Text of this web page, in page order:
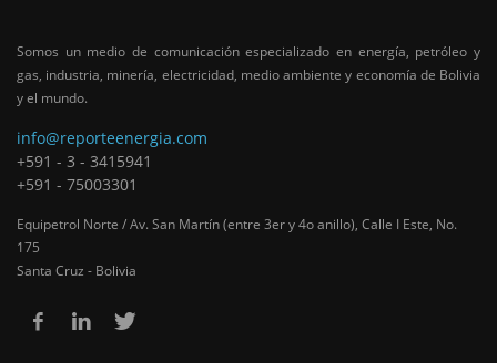
Somos un medio de comunicación especializado en energía, petróleo y
gas, industria, minería, electricidad, medio ambiente y economía de Bolivia
y el mundo.
info@reporteenergia.com
+591 - 3 - 3415941
+591 - 75003301
Equipetrol Norte / Av. San Martín (entre 3er y 4o anillo), Calle I Este, No.
175
Santa Cruz - Bolivia